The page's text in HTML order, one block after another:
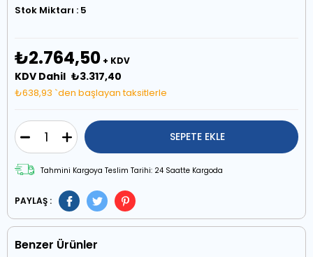
Stok Miktarı : 5
₺2.764,50 + KDV
KDV Dahil ₺3.317,40
₺638,93 `den başlayan taksitlerle
Tahmini Kargoya Teslim Tarihi: 24 Saatte Kargoda
PAYLAŞ :
Benzer Ürünler